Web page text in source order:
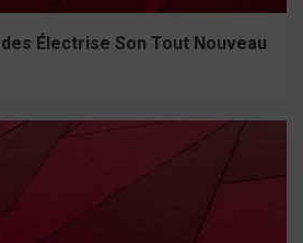
Électrise Son Tout Nouveau